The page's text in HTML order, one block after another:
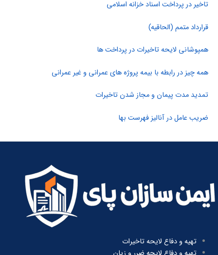
تاخیر در پرداخت اسناد خزانه اسلامی
قرارداد متمم (الحاقیه)
همپوشانی لایحه تاخیرات در پرداخت ها
همه چیز در رابطه با بیمه پروژه های عمرانی و غیر عمرانی
تمدید مدت پیمان و مجاز شدن تاخیرات
ضریب عامل در آنالیز فهرست بها
تهیه و دفاع لایحه تاخیرات